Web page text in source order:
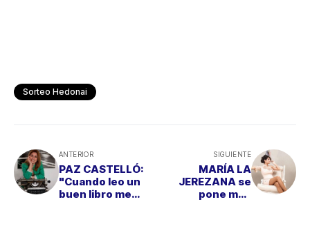
Sorteo Hedonai
ANTERIOR
PAZ CASTELLÓ:
"Cuando leo un
buen libro me
SIGUIENTE
MARÍA LA
JEREZANA se
pone muy